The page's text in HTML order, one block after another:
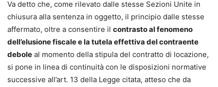
Va detto che, come rilevato dalle stesse Sezioni Unite in
chiusura alla sentenza in oggetto, il principio dalle stesse
affermato, oltre a consentire il contrasto al fenomeno
dell’elusione fiscale e la tutela effettiva del contraente
debole al momento della stipula del contratto di locazione,
si pone in linea di continuità con le disposizioni normative
successive all’art. 13 della Legge citata, atteso che da